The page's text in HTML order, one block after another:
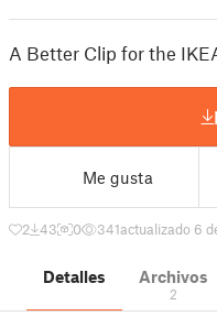
A Better Clip for the
Me gusta
2 43 0 341actualizado 6
Detalles Archivos
2